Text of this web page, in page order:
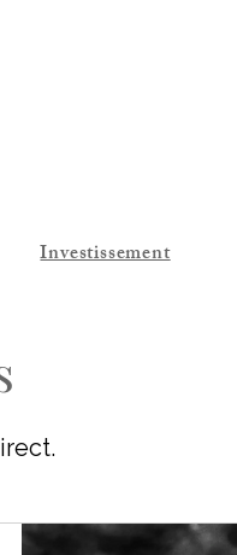
Investissement